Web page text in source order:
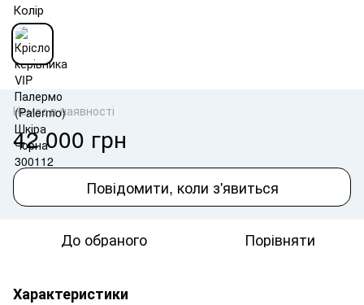
Колір
Немає в наявності
42 000 грн
Повідомити, коли з'явиться
До обраного Порівняти
Характеристики